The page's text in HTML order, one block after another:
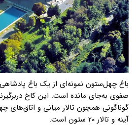
باغ چهل‌ستون نمونه‌ای از یک باغ
صفوی به‌جای مانده است. این کاخ
گوناگونی همچون تالار میانی و اتاق‌های
آینه و تالار ۲۰ ستون است.